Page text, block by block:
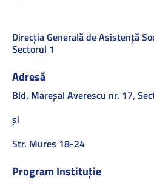
Direcţia Generală de Asistenţă
Sectorul 1
Adresă
Bld. Mareşal Averescu nr. 17,
și
Str. Mures 18-24
Program Instituție